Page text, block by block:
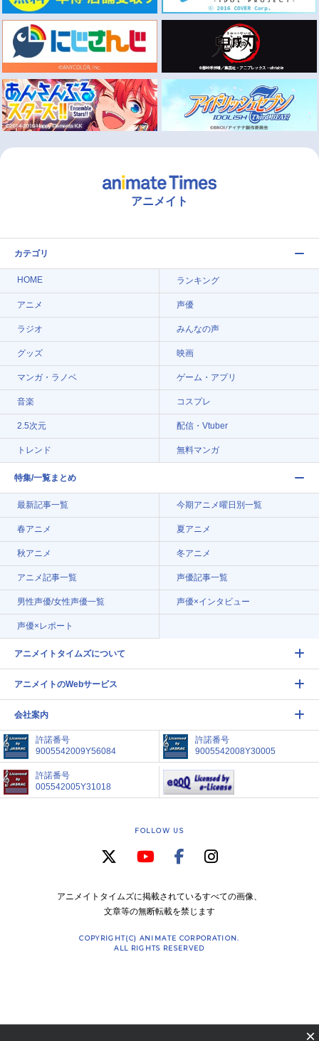
アニメイト
カテゴリ
HOME ランキング
アニメ 声優
ラジオ みんなの声
グッズ 映画
マンガ・ラノベ ゲーム・アプリ
音楽 コスプレ
2.5次元 配信・Vtuber
トレンド 無料マンガ
特集/一覧まとめ
最新記事一覧 今期アニメ曜日別一覧
春アニメ 夏アニメ
秋アニメ 冬アニメ
アニメ記事一覧 声優記事一覧
男性声優/女性声優一覧 声優×インタビュー
声優×レポート
アニメイトタイムズについて
アニメイトのWebサービス
会社案内
許諾番号
9005542009Y56084
許諾番号
9005542008Y30005
許諾番号
005542005Y31018
FOLLOW US
アニメイトタイムズに掲載されているすべての画像、
文章等の無断転載を禁じます
COPYRIGHT(C) ANIMATE CORPORATION.
ALL RIGHTS RESERVED
×